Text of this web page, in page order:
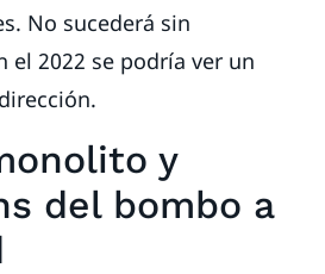
No sucederá sin
el 2022 se podría ver un
y
del bombo a